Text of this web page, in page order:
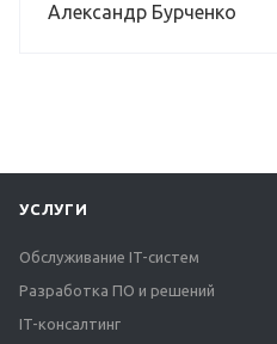
Александр Бурченко
УСЛУГИ
Обслуживание IT-систем
Разработка ПО и решений
IT-консалтинг